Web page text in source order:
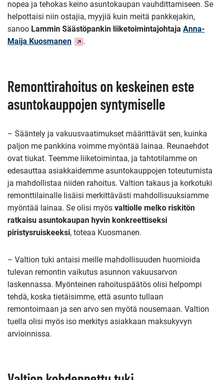
nopea ja tehokas keino asuntokaupan vauhdittamiseen. Se
helpottaisi niin ostajia, myyjiä kuin meitä pankkejakin,
sanoo Lammin Säästöpankin liiketoimintajohtaja Anna-
Maija Kuosmanen(Siirryt
.
Remonttirahoitus on keskeinen este
asuntokauppojen syntymiselle
– Sääntely ja vakuusvaatimukset määrittävät sen, kuinka
paljon me pankkina voimme myöntää lainaa. Reunaehdot
ovat tiukat. Teemme liiketoimintaa, ja tahtotilamme on
edesauttaa asiakkaidemme asuntokauppojen toteutumista
ja mahdollistaa niiden rahoitus. Valtion takaus ja korkotuki
remonttilainalle lisäisi merkittävästi mahdollisuuksiamme
myöntää lainaa. Se olisi myös valtiolle melko riskitön
ratkaisu asuntokaupan hyvin konkreettiseksi
piristysruiskeeksi, toteaa Kuosmanen.
– Valtion tuki antaisi meille mahdollisuuden huomioida
tulevan remontin vaikutus asunnon vakuusarvon
laskennassa. Myönteinen rahoituspäätös olisi helpompi
tehdä, koska tietäisimme, että asunto tullaan
remontoimaan ja sen arvo sen myötä nousemaan. Valtion
tuella olisi myös iso merkitys asiakkaan maksukyvyn
arvioinnissa.